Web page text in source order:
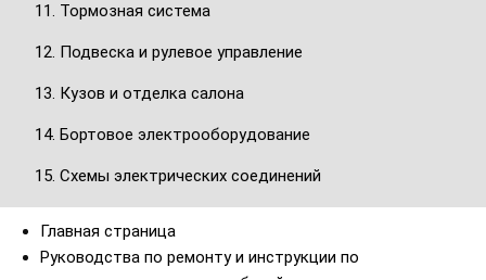
11. Тормозная система
12. Подвеска и рулевое управление
13. Кузов и отделка салона
14. Бортовое электрооборудование
15. Схемы электрических соединений
Главная страница
Руководства по ремонту и инструкции по